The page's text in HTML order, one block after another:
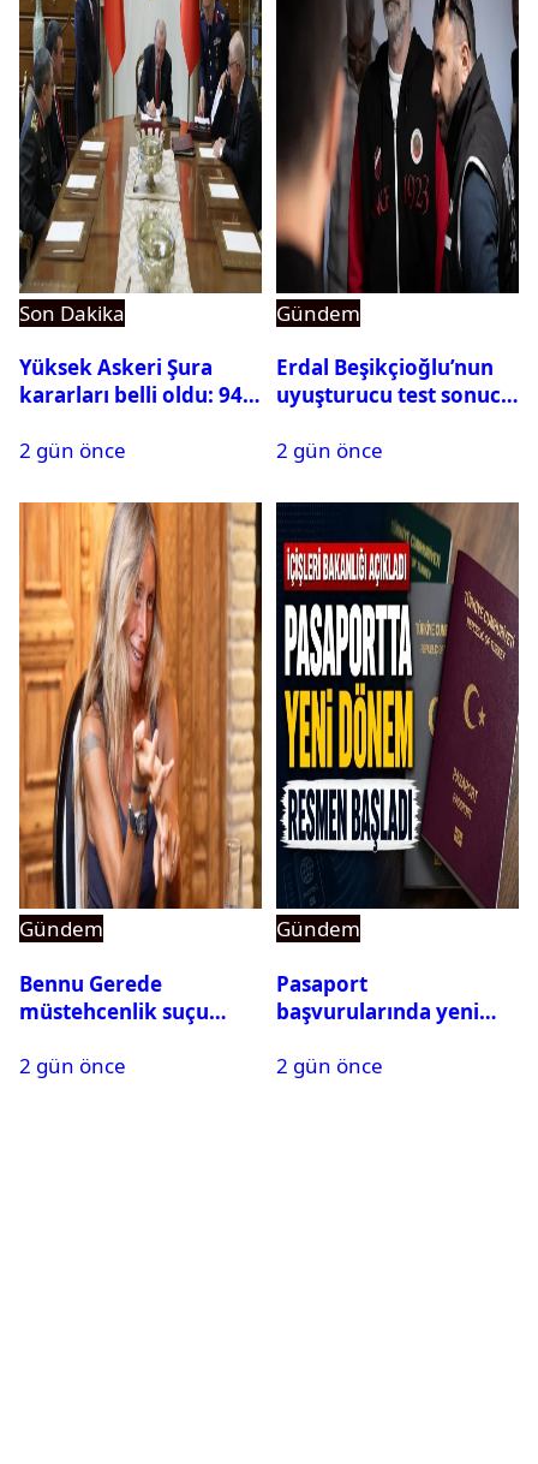
Son Dakika
Yüksek Askeri Şura
kararları belli oldu: 94
2 gün önce
Gündem
Erdal Beşikçioğlu’nun
uyuşturucu test sonucu
2 gün önce
Gündem
Bennu Gerede
müstehcenlik suçu
alındı
2 gün önce
Gündem
Pasaport
başvurularında yeni
2 gün önce